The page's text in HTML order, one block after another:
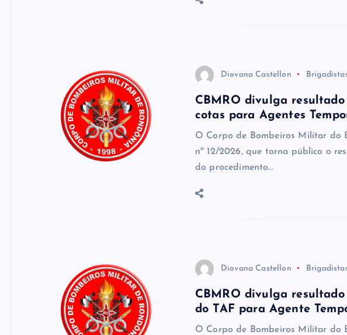
Diovana Castellon
CBMRO divulga
cotas para Agentes
O Corpo de Bombeiros Militar do
nº 12/2026, que torna público o
do procedimento…
Diovana Castellon
CBMRO divulga
do TAF para Agente
O Corpo de Bombeiros Militar do